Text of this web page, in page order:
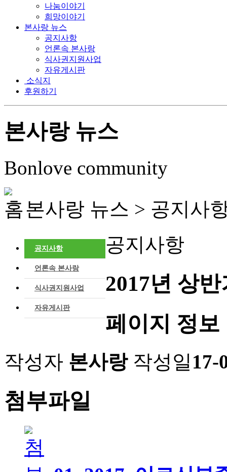
나눔이야기
희망이야기
본사랑 뉴스
공지사항
언론속 본사랑
식사권지원사업
자유게시판
소식지
후원하기
본사랑 뉴스
Bonlove community
본사랑 뉴스 > 공지사
공지사항
언론속 본사랑
식사권지원사업
자유게시판
공지사항
2017년 상
페이지 정보
작성자 본사랑 작성일 17-
첨부파일